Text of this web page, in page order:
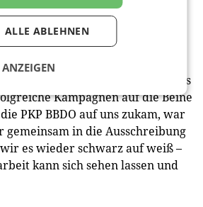
Kooperation der beiden
weist Schöneich auf
hin. „Die PKP
bereits mehrfach bewiesen, dass
Kampagnen auf die Beine
PKP BBDO auf uns zukam, war
gemeinsam in die Ausschreibung
es wieder schwarz auf weiß –
kann sich sehen lassen und
ALLE ABLEHNEN